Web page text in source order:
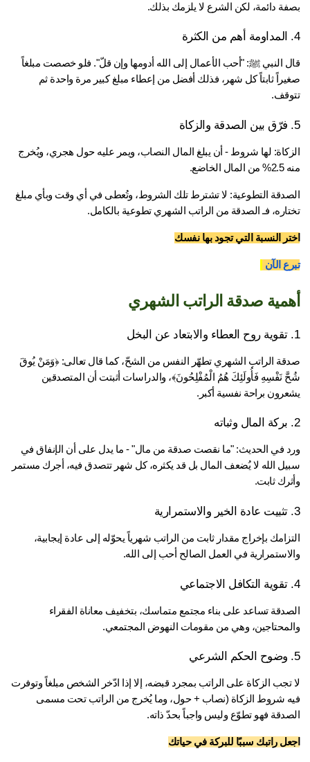
دائمة، لكن الشرع لا يلزمك بذلك.
قال النبي ﷺ: "أحب الأعمال إلى الله أدومها وإن قلّ". فلو خصصت مبلغاً
صغيراً ثابتاً كل شهر، فذلك أفضل من إعطاء مبلغ كبير مرة واحدة ثم
الزكاة: لها شروط - أن يبلغ المال النصاب، ويمر عليه حول هجري، ويُخرج
الصدقة التطوعية: لا تشترط تلك الشروط، وتُعطى في أي وقت وبأي مبلغ
فـ الصدقة من الراتب الشهري تطوعية بالكامل.
النسبة التي تجود بها نفسك
الآن
صدقة الراتب الشهري
شُحَّ نَفْسِهِ فَأُولَئِكَ هُمُ الْمُفْلِحُونَ﴾، والدراسات أثبتت أن المتصدقين
براحة نفسية أكبر.
ورد في الحديث: "ما نقصت صدقة من مال" - ما يدل على أن الإنفاق في
سبيل الله لا يُضعف المال بل قد يكثره، كل شهر تتصدق فيه، أجرك مستمر
ثابت.
التزامك بإخراج مقدار ثابت من الراتب شهرياً يحوّله إلى عادة إيجابية،
في العمل الصالح أحب إلى الله.
الصدقة تساعد على بناء مجتمع متماسك، بتخفيف معاناة الفقراء
وهي من مقومات النهوض المجتمعي.
لا تجب الزكاة على الراتب بمجرد قبضه، إلا إذا ادّخر الشخص مبلغاً وتوفرت
فيه شروط الزكاة (نصاب + حول، وما يُخرج من الراتب تحت مسمى
فهو تطوّع وليس واجباً بحدّ ذاته.
راتبك سببًا للبركة في حياتك